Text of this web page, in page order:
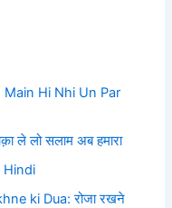
Main Hi Nhi Un Par
ले लो सलाम अब हमारा
Hindi
ki Dua: रोजा रखने